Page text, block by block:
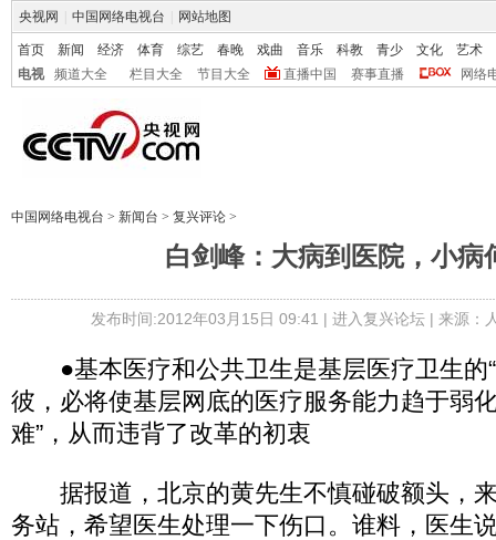
央视网 中国网络电视台 网站地图
首页 新闻 经济 体育 综艺 春晚 戏曲 音乐 科教 青少 文化
艺术
电视
频道大全 栏目大全 节目大全 直播中国 赛事直播 网络
中国网络电视台 > 新闻台 > 复兴评论 >
白剑峰：大病到医院，小病
发布时间:2012年03月15日 09:41 | 进入复兴论坛| 来源：
●基本医疗和公共卫生是基层医疗卫生的“
彼，必将使基层网底的医疗服务能力趋于弱
难”，从而违背了改革的初衷
据报道，北京的黄先生不慎碰破额头，
务站，希望医生处理一下伤口。谁料，医生